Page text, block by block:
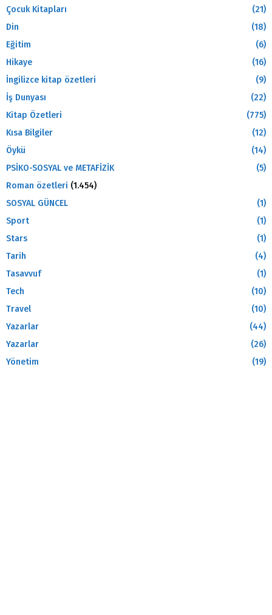
Çocuk Kitapları
(21)
Din
(18)
Eğitim
(6)
Hikaye
(16)
İngilizce kitap özetleri
(9)
İş Dunyası
(22)
Kitap Özetleri
(775)
Kısa Bilgiler
(12)
Öykü
(14)
PSİKO-SOSYAL ve METAFİZİK
(5)
Roman özetleri (1.454)
SOSYAL GÜNCEL
(1)
Sport
(1)
Stars
(1)
Tarih
(4)
Tasavvuf
(1)
Tech
(10)
Travel
(10)
Yazarlar
(44)
Yazarlar
(26)
Yönetim
(19)